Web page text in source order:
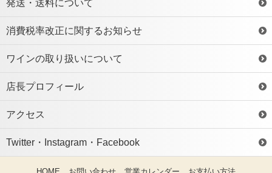
発送・送料について
消費税率改正に関するお知らせ
ワインの取り扱いについて
店長プロフィール
アクセス
Twitter・Instagram・Facebook